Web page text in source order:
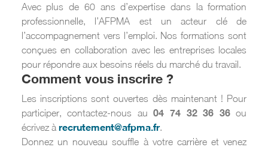
Avec plus de 60 ans d’expertise dans la formation
professionnelle, l’AFPMA est un acteur clé de
l’accompagnement vers l’emploi. Nos formations sont
conçues en collaboration avec les entreprises locales
pour répondre aux besoins réels du marché du travail.
Comment vous inscrire ?
Les inscriptions sont ouvertes dès maintenant ! Pour
participer, contactez-nous au04 74 32 36 36ou
écrivez à recrutement@afpma.fr.
Donnez un nouveau souffle à votre carrière et venez